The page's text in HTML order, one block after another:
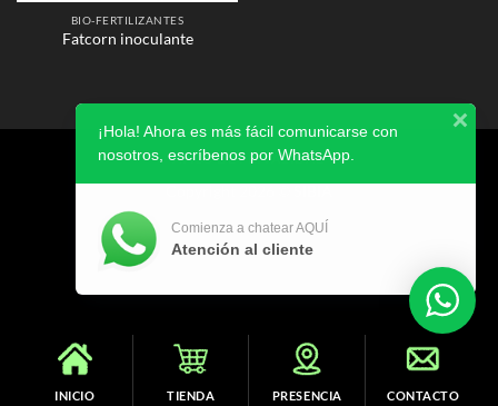
BIO-FERTILIZANTES
Fatcorn inoculante
INICIO TIENDA PRESENCIA CONTACTO
AVISO DE PRIVACIDAD
¡Hola! Ahora es más fácil comunicarse con
nosotros, escríbenos por WhatsApp.
Comienza a chatear AQUÍ
Atención al cliente